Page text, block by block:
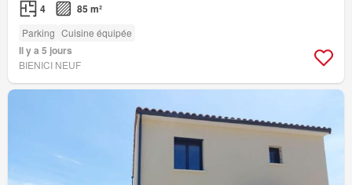
4 85 m²
Parking Cuisine équipée
Il y a 5 jours
BIENICI NEUF